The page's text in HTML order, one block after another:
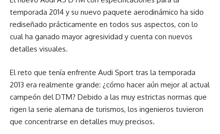
temporada 2014 y su nuevo paquete aerodinámico ha sido
rediseñado prácticamente en todos sus aspectos, con lo
cual ha ganado mayor agresividad y cuenta con nuevos
detalles visuales.
El reto que tenía enfrente Audi Sport tras la temporada
2013 era realmente grande: ¿cómo hacer aún mejor al actual
campeón del DTM? Debido a las muy estrictas normas que
rigen la serie alemana de turismos, los ingenieros tuvieron
que concentrarse en detalles muy precisos.